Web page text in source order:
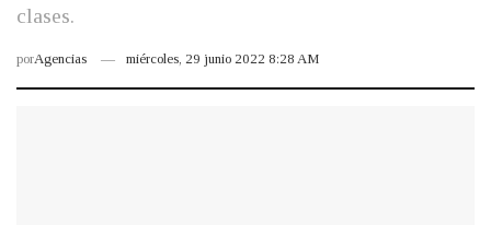
clases.
porAgencias miércoles, 29 junio 2022 8:28 AM